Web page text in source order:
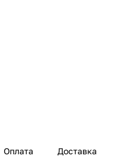
Оплата Доставка